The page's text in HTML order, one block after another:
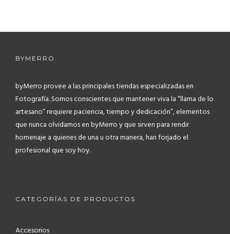
BYMERRO
byMerro provee a las principales tiendas especializadas en
Fotografía.Somos conscientes que mantener viva la “llama de lo
artesano” requiere paciencia, tiempo y dedicación”, elementos
que nunca olvidamos en byMerro y que sirven para rendir
homenaje a quienes de una u otra manera, han forjado el
profesional que soy hoy.
CATEGORÍAS DE PRODUCTOS
Accesorios